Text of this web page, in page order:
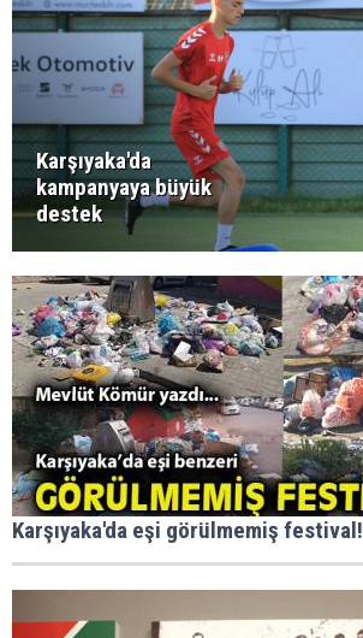
Karşıyaka'da
kampanyaya büyük
destek
Karşıyaka'da eşi görülmemiş festival!